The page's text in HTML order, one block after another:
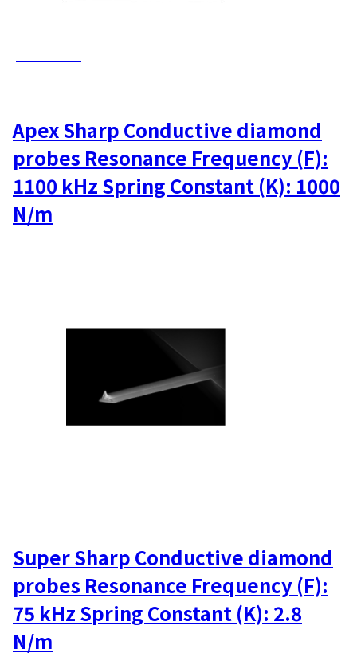
Apex Sharp Conductive diamond
probes Resonance Frequency (F):
1100 kHz Spring Constant (K): 1000
N/m
Super Sharp Conductive diamond
probes Resonance Frequency (F):
75 kHz Spring Constant (K): 2.8
N/m